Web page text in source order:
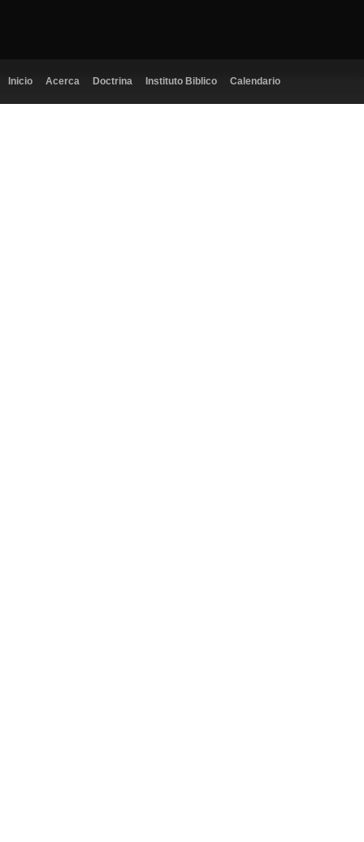
Inicio Acerca Doctrina Instituto Biblico Calendario